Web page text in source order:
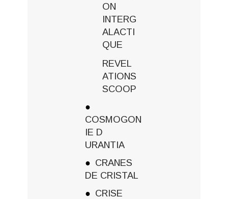
ON
INTERG
ALACTI
QUE
REVEL
ATIONS
SCOOP
COSMOGON
IE D
URANTIA
CRANES
DE CRISTAL
CRISE